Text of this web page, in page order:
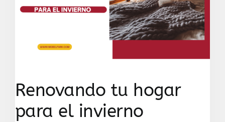
Renovando tu hogar
para el invierno